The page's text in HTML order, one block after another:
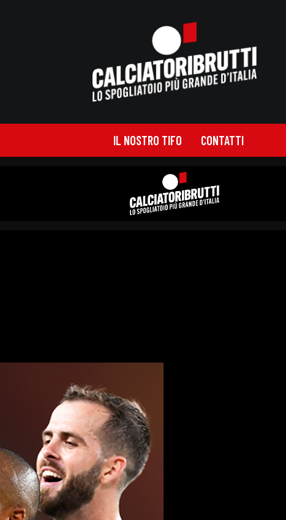
IL NOSTRO TIFO CONTATTI